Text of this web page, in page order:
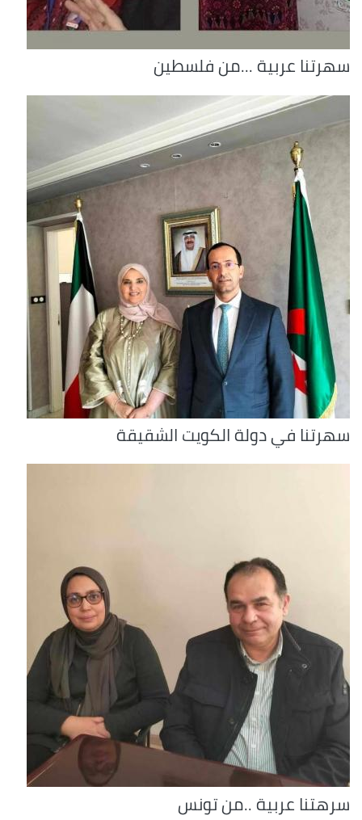
سهرتنا عربية ...من فلسطين
سهرتنا في دولة الكويت الشقيقة
سرهتنا عربية ..من تونس